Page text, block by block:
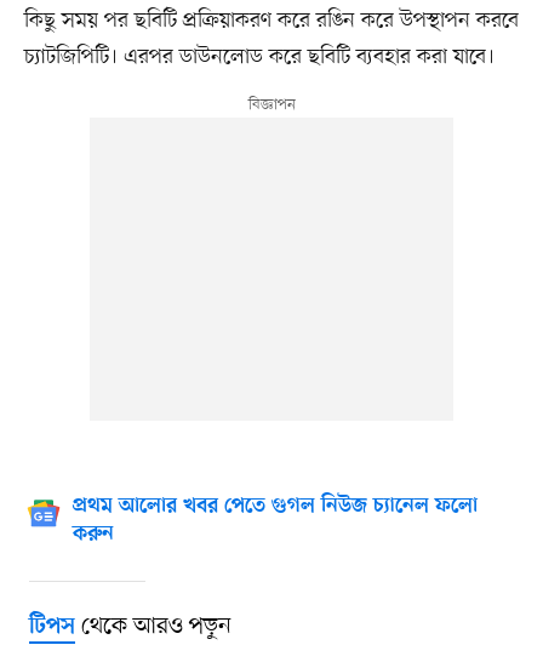
কিছু সময় পর ছবিটি প্রক্রিয়াকরণ করে রঙিন করে উপস্থাপন করবে
চ্যাটজিপিটি। এরপর ডাউনলোড করে ছবিটি ব্যবহার করা যাবে।
প্রথম আলোর খবর পেতে গুগল নিউজ চ্যানেল ফলো
করুন
টিপসথেকে আরও পড়ুন